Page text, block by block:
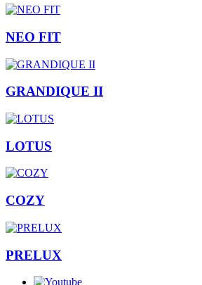
NEO FIT
GRANDIQUE II
LOTUS
COZY
PRELUX